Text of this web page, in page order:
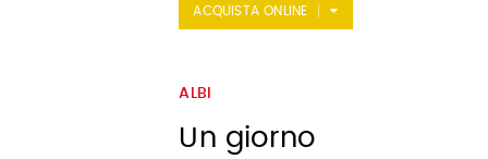
ACQUISTA ONLINE
ALBI
Un giorno